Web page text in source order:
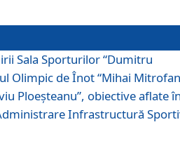
Sala Sporturilor “Dumitru
Olimpic de Înot “Mihai
Ploeșteanu”, obiective aflate
Infrastructură